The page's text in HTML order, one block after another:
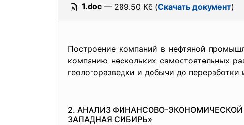
1.doc — 289.50 Кб (Скачать документ)
Построение компаний в нефтяной
компанию нескольких самостоятельных
геологоразведки и добычи до
2. АНАЛИЗ ФИНАНСОВО-
ЗАПАДНАЯ СИБИРЬ»